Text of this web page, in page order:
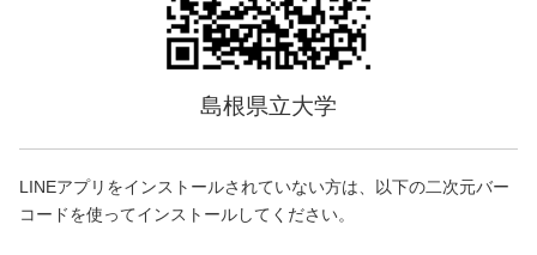
島根県立大学
LINEアプリをインストールされていない方は、以下の二次元バー
コードを使ってインストールしてください。